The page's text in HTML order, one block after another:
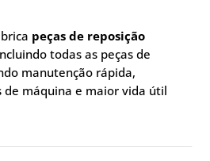
peças de reposição
todas as peças de
manutenção rápida,
de máquina e maior vida útil